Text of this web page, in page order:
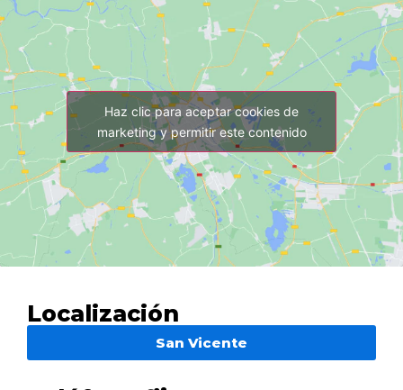
Haz clic para aceptar cookies de
marketing y permitir este contenido
Localización
San Vicente